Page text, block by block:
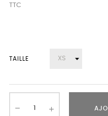
TTC
TAILLE